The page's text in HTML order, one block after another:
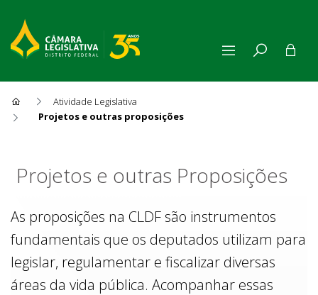
Atividade Legislativa
Projetos e outras proposições
Projetos e outras Proposições
As proposições na CLDF são instrumentos
fundamentais que os deputados utilizam para
legislar, regulamentar e fiscalizar diversas
áreas da vida pública. Acompanhar essas